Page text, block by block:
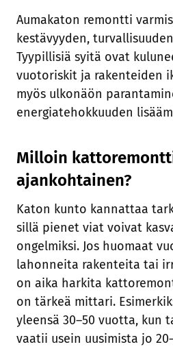
Aumakaton remontti
kestävyyden,
Tyypillisiä syitä ovat
vuotoriskit ja rakenteiden
myös ulkonäön
energiatehokkuuden
Milloin
ajankohtainen?
Katon kunto kannattaa
sillä pienet viat voivat
ongelmiksi. Jos huomaat
lahonneita rakenteita tai
on aika harkita
on tärkeä mittari.
yleensä 30–50 vuotta, kun
vaatii usein uusimista jo